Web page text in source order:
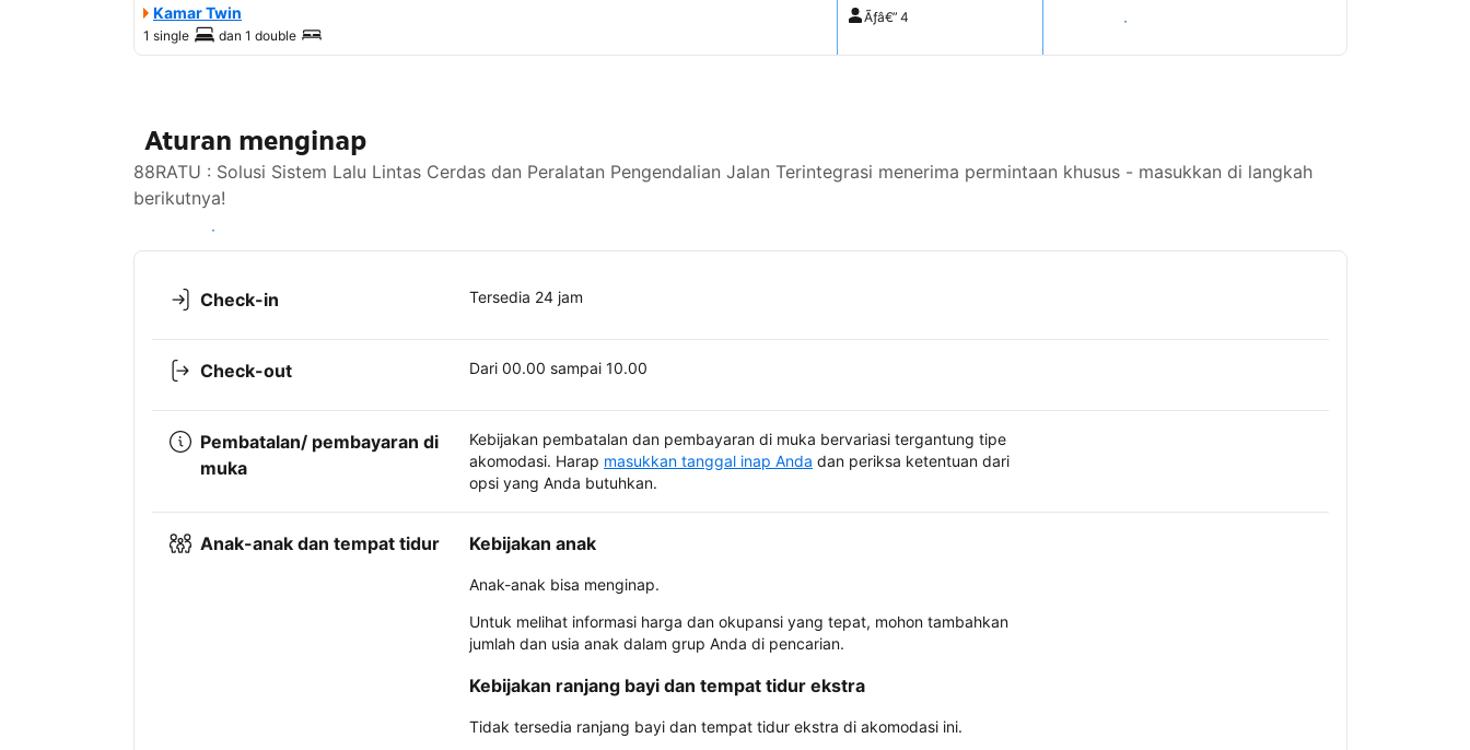
Kamar Twin
1 single dan 1 double
Ãƒâ€” 4 Tampilkan harga
Aturan menginap
88RATU : Solusi Sistem Lalu Lintas Cerdas dan Peralatan Pengendalian Jalan Terintegrasi menerima permintaan khusus - masukkan di langkah
berikutnya!
Lihat ketersediaan
Check-in Tersedia 24 jam
Check-out Dari 00.00 sampai 10.00
Pembatalan/ pembayaran di
muka
Kebijakan pembatalan dan pembayaran di muka bervariasi tergantung tipe
akomodasi. Harap masukkan tanggal inap Anda dan periksa ketentuan dari
opsi yang Anda butuhkan.
Anak-anak dan tempat tidur Kebijakan anak
Anak-anak bisa menginap.
Untuk melihat informasi harga dan okupansi yang tepat, mohon tambahkan
jumlah dan usia anak dalam grup Anda di pencarian.
Kebijakan ranjang bayi dan tempat tidur ekstra
Tidak tersedia ranjang bayi dan tempat tidur ekstra di akomodasi ini.